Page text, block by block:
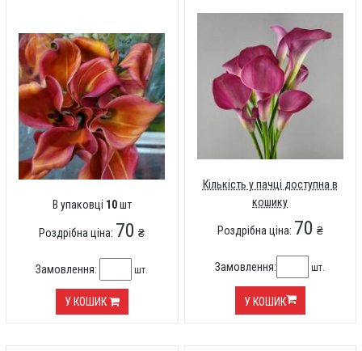
В упаковці 10шт
Роздрібна ціна: 70 ₴
Замовлення: шт.
У КОШИК
Кількість у пачці доступна в
кошику
Роздрібна ціна: 70 ₴
Замовлення: шт.
У КОШИК